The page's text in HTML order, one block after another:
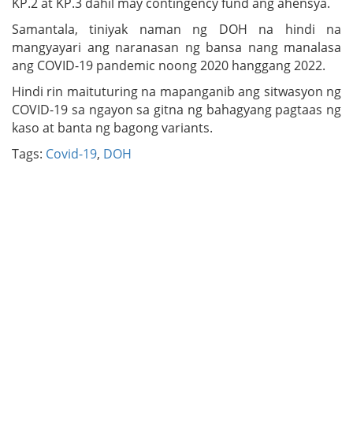
Samantala, tiniyak naman ng DOH na hindi na
mangyayari ang naranasan ng bansa nang manalasa
ang COVID-19 pandemic noong 2020 hanggang 2022.
Hindi rin maituturing na mapanganib ang sitwasyon ng
COVID-19 sa ngayon sa gitna ng bahagyang pagtaas ng
kaso at banta ng bagong variants.
Tags: Covid-19, DOH